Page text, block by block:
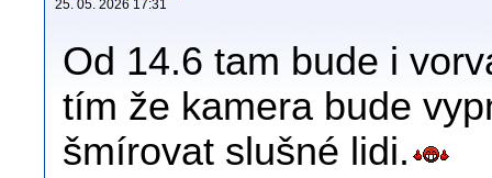
25. 05. 2026 17:31
Od 14.6 tam bude i
tím že kamera bude
šmírovat slušné lidi.